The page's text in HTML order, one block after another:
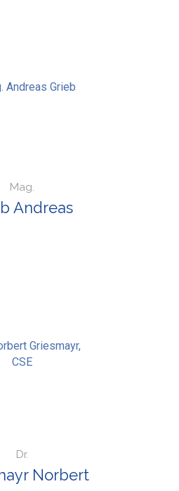
Mag.
Andreas
Dr.
Norbert